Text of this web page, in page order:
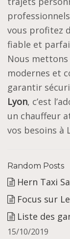
vous profitez
fiable et
Nous
modernes et
garantir
Lyon, c’est
un chauffeur
vos besoins à
Random Posts
Hern Taxi
Focus sur
Liste des
15/10/2019